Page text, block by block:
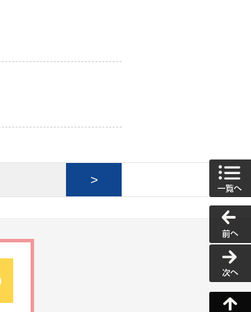
>